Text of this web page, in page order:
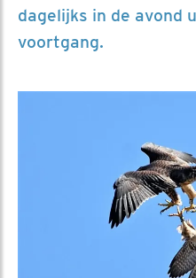
dagelijks in de avond
voortgang.